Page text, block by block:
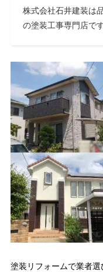
株式会社石井建装は
の塗装工事専門店です
塗装リフォームで業者